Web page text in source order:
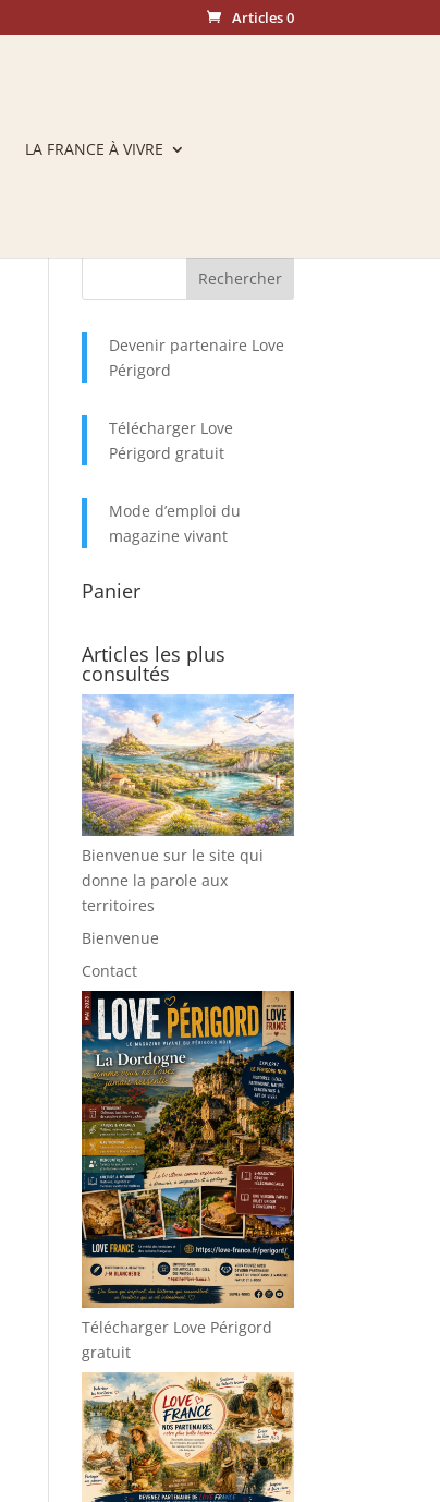
Articles 0
LA FRANCE À VIVRE
Devenir partenaire Love
Périgord
Télécharger Love
Périgord gratuit
Mode d’emploi du
magazine vivant
Panier
Articles les plus
consultés
Bienvenue sur le site qui
donne la parole aux
territoires
Bienvenue
Contact
Télécharger Love Périgord
gratuit